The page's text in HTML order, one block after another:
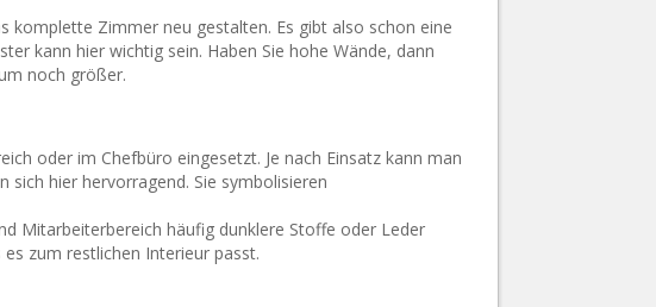
komplette Zimmer neu gestalten. Es gibt also schon eine
kann hier wichtig sein. Haben Sie hohe Wände, dann
noch größer.
oder im Chefbüro eingesetzt. Je nach Einsatz kann man
hier hervorragend. Sie symbolisieren
Mitarbeiterbereich häufig dunklere Stoffe oder Leder
zum restlichen Interieur passt.